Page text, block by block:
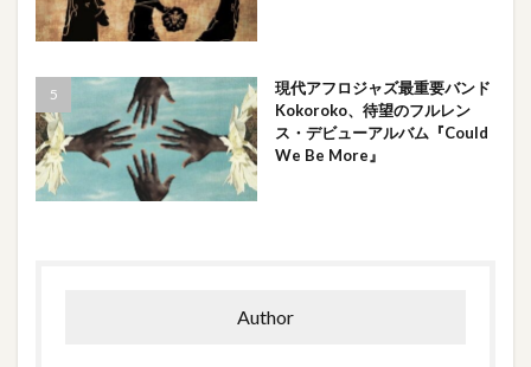
現代アフロジャズ最重要バンド
Kokoroko、待望のフルレン
ス・デビューアルバム『Could
We Be More』
Author